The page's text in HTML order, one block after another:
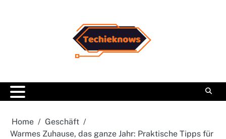
Home
Geschäft
Warmes Zuhause, das ganze Jahr: Praktische Tipps für